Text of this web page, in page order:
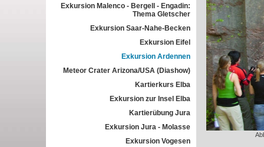
Exkursion Malenco - Bergell - Engadin:
Thema Gletscher
Exkursion Saar-Nahe-Becken
Exkursion Eifel
Exkursion Ardennen
Meteor Crater Arizona/USA (Diashow)
Kartierkurs Elba
Exkursion zur Insel Elba
Kartierübung Jura
Exkursion Jura - Molasse
Exkursion Vogesen